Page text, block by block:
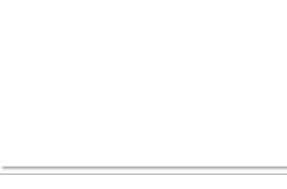
IT EMS /